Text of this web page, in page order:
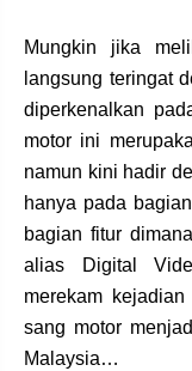
Mungkin jika
langsung teringat
diperkenalkan
motor ini
namun kini hadir
hanya pada
bagian fitur
alias Digital
merekam
sang motor
Malaysia…